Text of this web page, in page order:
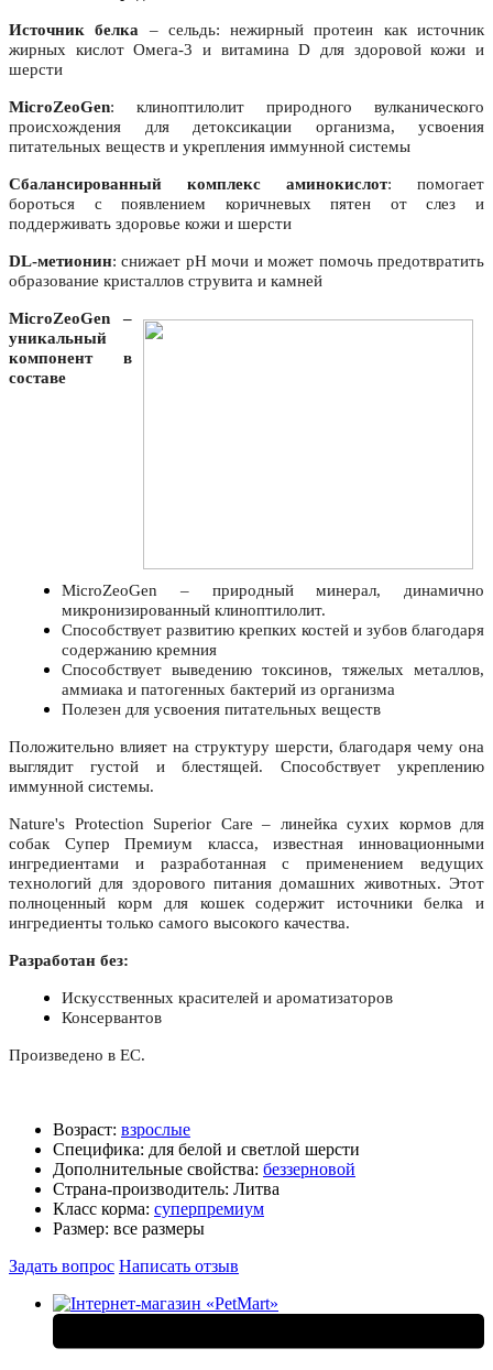
Источник белка – сельдь: нежирный протеин как источник
жирных кислот Омега-3 и витамина D для здоровой кожи и
шерсти
MicroZeoGen: клиноптилолит природного вулканического
происхождения для детоксикации организма, усвоения
питательных веществ и укрепления иммунной системы
Сбалансированный комплекс аминокислот: помогает
бороться с появлением коричневых пятен от слез и
поддерживать здоровье кожи и шерсти
DL-метионин: снижает рН мочи и может помочь предотвратить
образование кристаллов струвита и камней
MicroZeoGen –
уникальный
компонент в
составе
MicroZeoGen – природный минерал, динамично
микронизированный клиноптилолит.
Способствует развитию крепких костей и зубов благодаря
содержанию кремния
Способствует выведению токсинов, тяжелых металлов,
аммиака и патогенных бактерий из организма
Полезен для усвоения питательных веществ
Положительно влияет на структуру шерсти, благодаря чему она
выглядит густой и блестящей. Способствует укреплению
иммунной системы.
Nature's Protection Superior Care – линейка сухих кормов для
собак Супер Премиум класса, известная инновационными
ингредиентами и разработанная с применением ведущих
технологий для здорового питания домашних животных. Этот
полноценный корм для кошек содержит источники белка и
ингредиенты только самого высокого качества.
Разработан без:
Искусственных красителей и ароматизаторов
Консервантов
Произведено в ЕС.
Возраст: взрослые
Специфика: для белой и светлой шерсти
Дополнительные свойства: беззерновой
Страна-производитель: Литва
Класс корма: суперпремиум
Размер: все размеры
Задать вопрос Написать отзыв